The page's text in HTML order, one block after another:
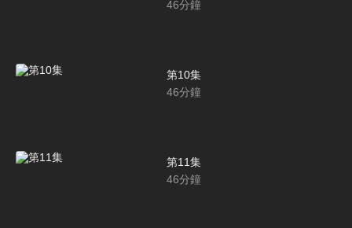
46分鐘
第10集
46分鐘
第11集
46分鐘